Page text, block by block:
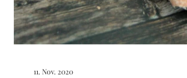
11. Nov. 2020